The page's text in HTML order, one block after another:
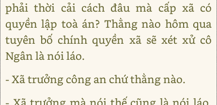
phải thời cải cách đâu mà cấp xã có
quyền lập toà án? Thằng nào hôm qua
tuyên bố chính quyền xã sẽ xét xử cô
Ngân là nói láo.
- Xã trưởng công an chứ thằng nào.